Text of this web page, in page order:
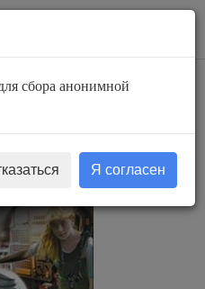
сбора анонимной
Я согласен